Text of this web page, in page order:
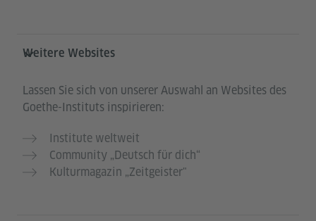
Weitere Websites
Lassen Sie sich von unserer Auswahl an Websites des
Goethe-Instituts inspirieren:
Institute weltweit
Community „Deutsch für dich“
Kulturmagazin „Zeitgeister"